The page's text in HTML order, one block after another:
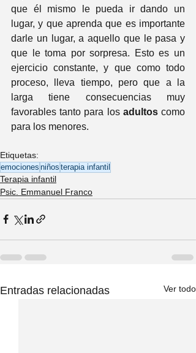
que él mismo le pueda ir dando un
lugar, y que aprenda que es importante
darle un lugar, a aquello que le pasa y
que le toma por sorpresa. Esto es un
ejercicio constante, y que como todo
proceso, lleva tiempo, pero que a la
larga tiene consecuencias muy
favorables tanto para los adultos como
para los menores.
Etiquetas:
emociones niños terapia infantil
Terapia infantil
Psic. Emmanuel Franco
Entradas relacionadas Ver todo